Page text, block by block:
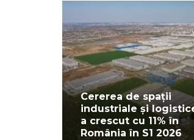
Cererea de spații
industriale și
a crescut cu 11% în
România în S1 2026